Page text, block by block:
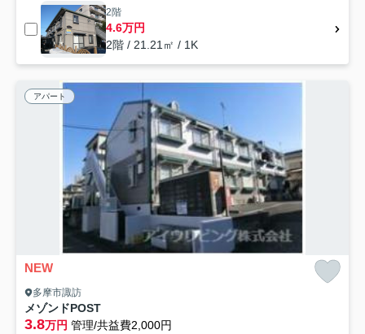
2階
4.6万円
2階 / 21.21㎡ / 1K
アパート
NEW
多摩市諏訪
メゾンドPOST
3.8万円 管理/共益費2,000円